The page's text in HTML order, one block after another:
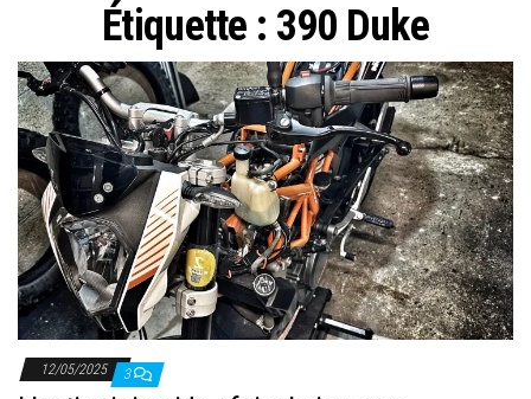
Étiquette : 390 Duke
12/05/2025 3